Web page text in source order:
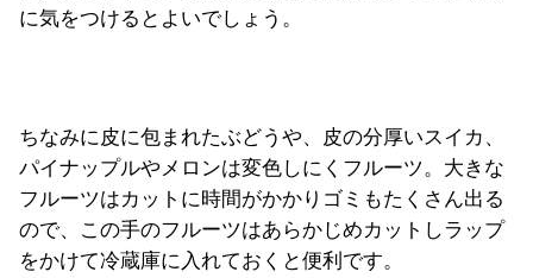
に気をつけるとよいでしょう。
ちなみに皮に包まれたぶどうや、皮の分厚いスイカ、
パイナップルやメロンは変色しにくフルーツ。大きな
フルーツはカットに時間がかかりゴミもたくさん出る
ので、この手のフルーツはあらかじめカットしラップ
をかけて冷蔵庫に入れておくと便利です。